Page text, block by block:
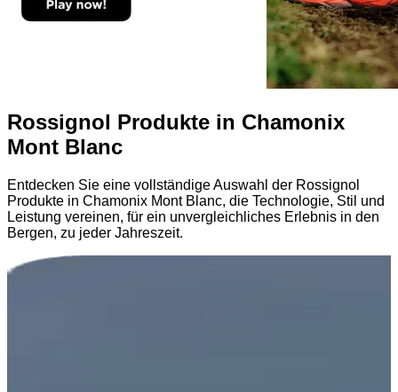
Rossignol Produkte in Chamonix
Mont Blanc
Entdecken Sie eine vollständige Auswahl der Rossignol
Produkte in Chamonix Mont Blanc, die Technologie, Stil und
Leistung vereinen, für ein unvergleichliches Erlebnis in den
Bergen, zu jeder Jahreszeit.